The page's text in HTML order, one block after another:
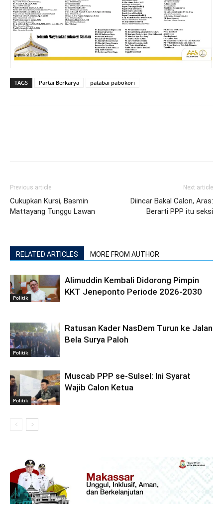
TAGS Partai Berkarya patabai pabokori
Previous article
Cukupkan Kursi, Basmin
Mattayang Tunggu Lawan
Next article
Diincar Bakal Calon, Aras:
Berarti PPP itu seksi
RELATED ARTICLES MORE FROM AUTHOR
Politik
Alimuddin Kembali Didorong Pimpin
KKT Jeneponto Periode 2026-2030
Politik
Ratusan Kader NasDem Turun ke Jalan
Bela Surya Paloh
Politik
Muscab PPP se-Sulsel: Ini Syarat
Wajib Calon Ketua